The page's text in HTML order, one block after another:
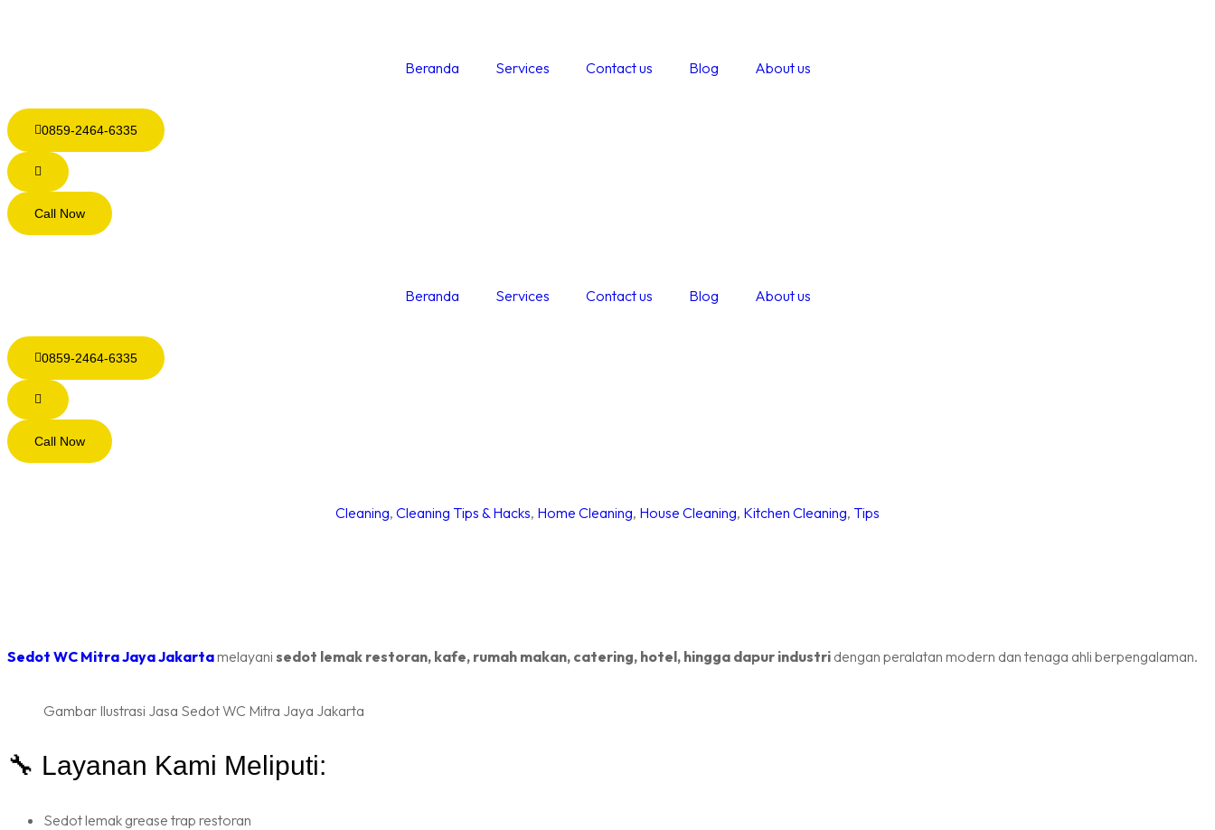
Beranda Services Contact us Blog About us
0859-2464-6335
Call Now
Beranda Services Contact us Blog About us
0859-2464-6335
Call Now
Cleaning, Cleaning Tips & Hacks, Home Cleaning, House Cleaning, Kitchen Cleaning, Tips
Sedot WC Mitra Jaya Jakartamelayani sedot lemak restoran, kafe, rumah makan, catering, hotel, hingga dapur industri dengan peralatan modern dan tenaga ahli berpengalaman.
Gambar Ilustrasi Jasa Sedot WC Mitra Jaya Jakarta
🔧 Layanan Kami Meliputi:
Sedot lemak grease trap restoran